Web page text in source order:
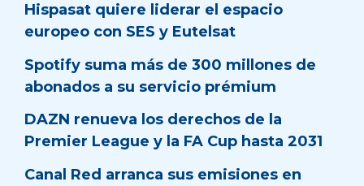
Hispasat quiere liderar el espacio
europeo con SES y Eutelsat
Spotify suma más de 300 millones de
abonados a su servicio prémium
DAZN renueva los derechos de la
Premier League y la FA Cup hasta 2031
Canal Red arranca sus emisiones en